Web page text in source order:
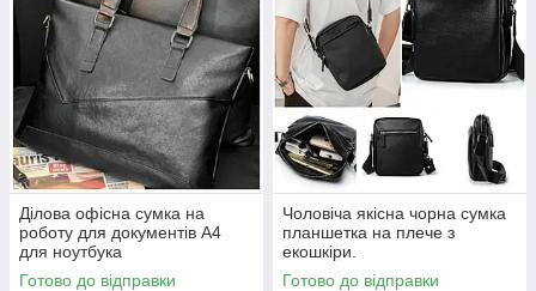
Ділова офісна сумка на
роботу для документів А4
для ноутбука
Готово до відправки
Чоловіча якісна чорна сумка
планшетка на плече з
екошкіри.
Готово до відправки